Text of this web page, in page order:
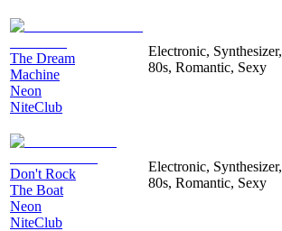
The Dream
Machine
Neon
NiteClub
Electronic, Synthesizer,
80s, Romantic, Sexy
Don't Rock
The Boat
Neon
NiteClub
Electronic, Synthesizer,
80s, Romantic, Sexy